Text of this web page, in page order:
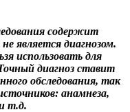
содержит
является диагнозом.
использовать для
диагноз ставит
обследования, так
анамнеза,
т.д.